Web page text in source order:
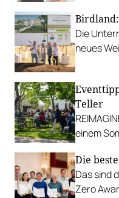
Die
neues
Teller
einem
Die
Das sind
Zero